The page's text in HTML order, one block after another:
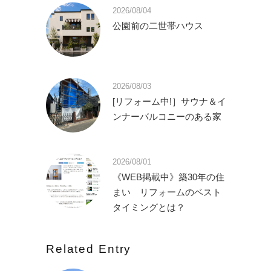
2026/08/04
公園前の二世帯ハウス
2026/08/03
[リフォーム中!］サウナ＆イ
ンナーバルコニーのある家
2026/08/01
《WEB掲載中》築30年の住
まい リフォームのベスト
タイミングとは？
Related Entry